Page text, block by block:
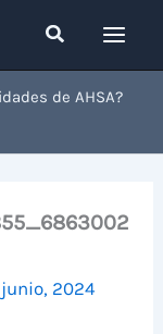
Buscar
de AHSA?
2024